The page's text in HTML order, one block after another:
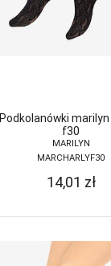
Podkolanówki
f30
MARILYN
MARCHARLYF30
14,01 zł